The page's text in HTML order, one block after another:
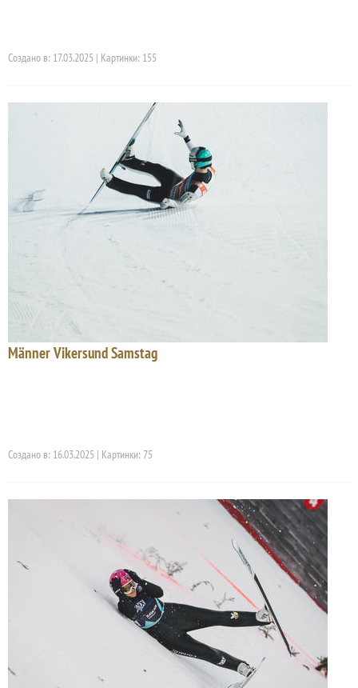
Создано в: 17.03.2025 | Картинки: 155
Männer Vikersund Samstag
Создано в: 16.03.2025 | Картинки: 75